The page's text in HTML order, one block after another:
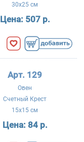
30x25 см
Цена: 507 р.
Арт. 129
Овен
Счетный Крест
15x15 см
Цена: 84 р.